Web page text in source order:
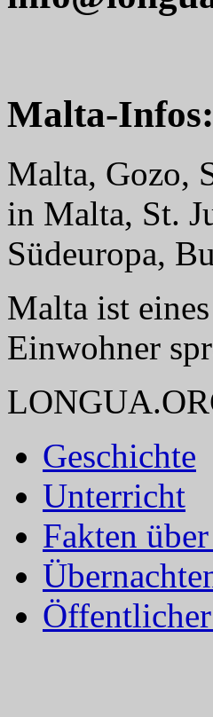
Malta-Infos:
Malta, Gozo,
in Malta, St.
Südeuropa,
Malta ist
Einwohner
Geschichte
Unterricht
Fakten